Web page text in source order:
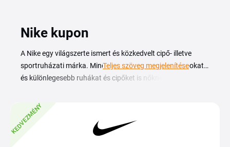
Nike kupon
A Nike egy világszerte ismert és közkedvelt cipő- illetve
sportruházati márka. Mindent megtalál itt, alapdarabokat
és különlegesebb ruhákat és cipőket is nőknek, férfiaknak
családot, ráadásul kedvező áron a
alkalmazásával. Különböző sportokhoz megtalálja a
megfelelő öltözéket és Nike cipőket. Olyan népszerű
Teljes szöveg megjelenítése
KEDVEZMÉNY